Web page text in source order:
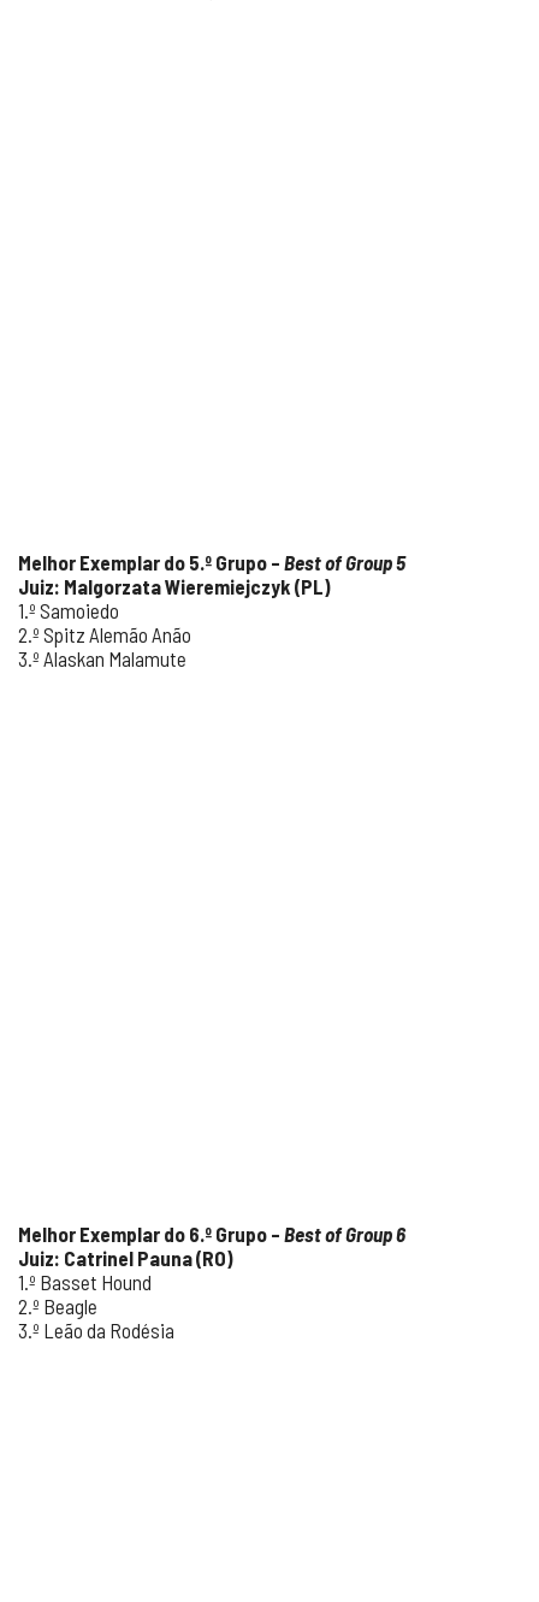
Melhor Exemplar do 5.º Grupo – Best of Group 5
Juiz: Malgorzata Wieremiejczyk (PL)
1.º Samoiedo
2.º Spitz Alemão Anão
3.º Alaskan Malamute
Melhor Exemplar do 6.º Grupo – Best of Group 6
Juiz: Catrinel Pauna (RO)
1.º Basset Hound
2.º Beagle
3.º Leão da Rodésia